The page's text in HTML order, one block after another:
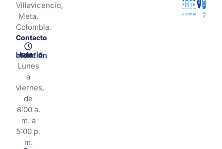
Villavicencio,
Meta,
Colombia.
Contacto
Horario de atención
Lunes
a
viernes,
de
8:00 a.
m. a
5:00 p.
m.